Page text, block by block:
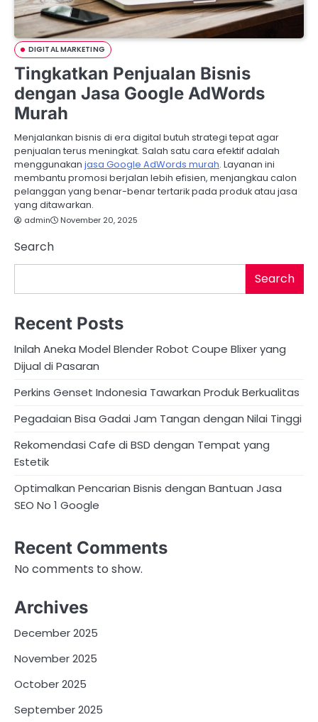
DIGITAL MARKETING
Tingkatkan Penjualan Bisnis
dengan Jasa Google AdWords
Murah
Menjalankan bisnis di era digital butuh strategi tepat agar
penjualan terus meningkat. Salah satu cara efektif adalah
menggunakan jasa Google AdWords murah. Layanan ini
membantu promosi berjalan lebih efisien, menjangkau calon
pelanggan yang benar-benar tertarik pada produk atau jasa
yang ditawarkan.
admin November 20, 2025
Search
Search
Recent Posts
Inilah Aneka Model Blender Robot Coupe Blixer yang
Dijual di Pasaran
Perkins Genset Indonesia Tawarkan Produk Berkualitas
Pegadaian Bisa Gadai Jam Tangan dengan Nilai Tinggi
Rekomendasi Cafe di BSD dengan Tempat yang
Estetik
Optimalkan Pencarian Bisnis dengan Bantuan Jasa
SEO No 1 Google
Recent Comments
No comments to show.
Archives
December 2025
November 2025
October 2025
September 2025